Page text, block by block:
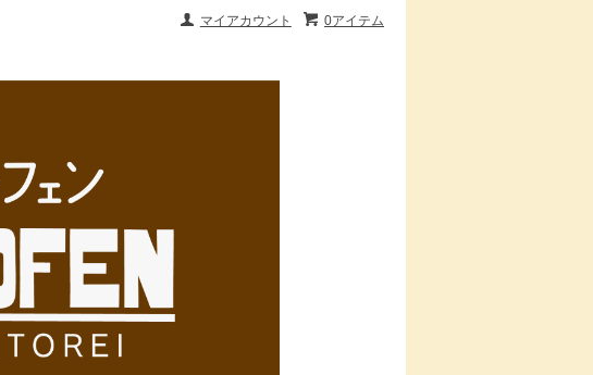
0アイテム
マイアカウント